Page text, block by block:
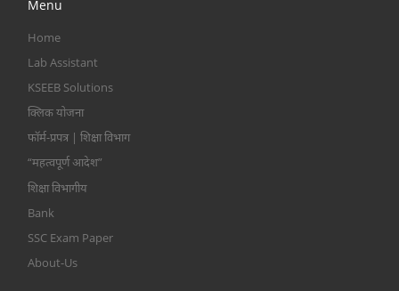
Menu
Home
Lab Assistant
KSEEB Solutions
क्लिक योजना
फॉर्म-प्रपत्र | शिक्षा विभाग
“महत्वपूर्ण आदेश”
शिक्षा विभागीय
Bank
SSC Exam Paper
About-Us